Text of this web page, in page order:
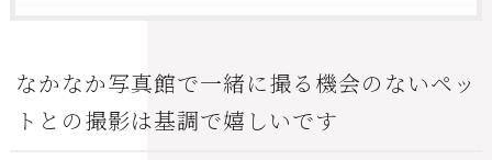
なかなか写真館で一緒に撮る機会のないペッ
トとの撮影は基調で嬉しいです